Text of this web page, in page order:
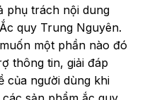
phụ trách nội dung
quy Trung Nguyên.
một phần nào đó
thông tin, giải đáp
của người dùng khi